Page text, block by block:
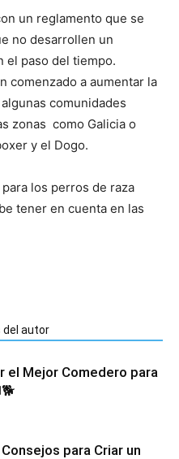
un reglamento que se
no desarrollen un
el paso del tiempo.
comenzado a aumentar la
comunidades
zonas como Galicia o
y el Dogo.
los perros de raza
tener en cuenta en las
del autor
el Mejor Comedero para
para Criar un